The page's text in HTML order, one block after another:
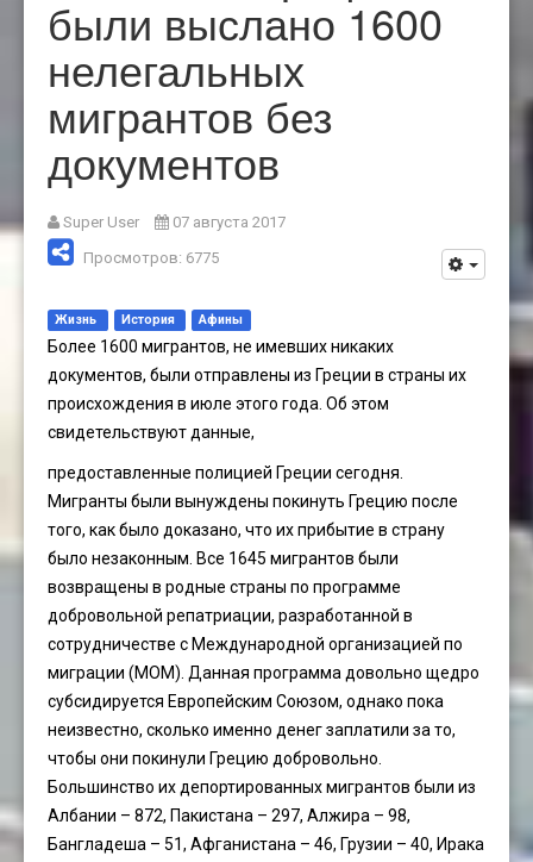
были выслано 1600
нелегальных
мигрантов без
документов
Super User
07 августа 2017
Просмотров: 6775
Жизнь История Афины
Более 1600 мигрантов, не имевших никаких
документов, были отправлены из Греции в страны их
происхождения в июле этого года. Об этом
свидетельствуют данные,
предоставленные полицией Греции сегодня.
Мигранты были вынуждены покинуть Грецию после
того, как было доказано, что их прибытие в страну
было незаконным. Все 1645 мигрантов были
возвращены в родные страны по программе
добровольной репатриации, разработанной в
сотрудничестве с Международной организацией по
миграции (MOM). Данная программа довольно щедро
субсидируется Европейским Союзом, однако пока
неизвестно, сколько именно денег заплатили за то,
чтобы они покинули Грецию добровольно.
Большинство их депортированных мигрантов были из
Албании – 872, Пакистана – 297, Алжира – 98,
Бангладеша – 51, Афганистана – 46, Грузии – 40, Ирака